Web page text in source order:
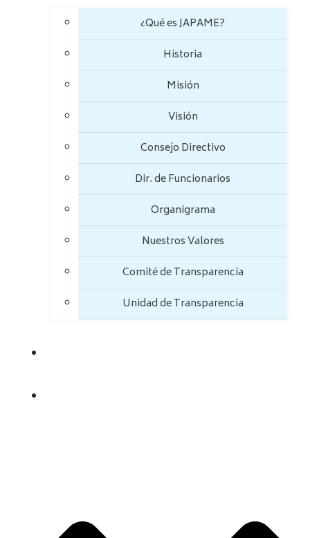
¿Qué es JAPAME?
Historia
Misión
Visión
Consejo Directivo
Dir. de Funcionarios
Organigrama
Nuestros Valores
Comité de Transparencia
Unidad de Transparencia